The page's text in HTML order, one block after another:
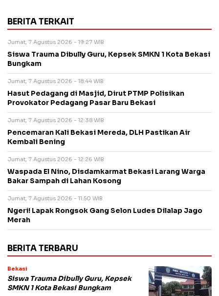
BERITA TERKAIT
Jumat, 7 Agustus 2026 - 19:27 WIB
Siswa Trauma Dibully Guru, Kepsek SMKN 1 Kota Bekasi
Bungkam
Jumat, 7 Agustus 2026 - 18:44 WIB
Hasut Pedagang di Masjid, Dirut PTMP Polisikan
Provokator Pedagang Pasar Baru Bekasi
Jumat, 7 Agustus 2026 - 12:38 WIB
Pencemaran Kali Bekasi Mereda, DLH Pastikan Air
Kembali Bening
Jumat, 7 Agustus 2026 - 12:26 WIB
Waspada El Nino, Disdamkarmat Bekasi Larang Warga
Bakar Sampah di Lahan Kosong
Jumat, 7 Agustus 2026 - 11:50 WIB
Ngeri! Lapak Rongsok Gang Selon Ludes Dilalap Jago
Merah
BERITA TERBARU
Bekasi
Siswa Trauma Dibully Guru, Kepsek
SMKN 1 Kota Bekasi Bungkam